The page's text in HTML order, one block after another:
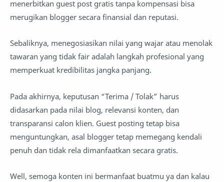
menerbitkan guest post gratis tanpa kompensasi bisa
merugikan blogger secara finansial dan reputasi.
Sebaliknya, menegosiasikan nilai yang wajar atau menolak
tawaran yang tidak fair adalah langkah profesional yang
memperkuat kredibilitas jangka panjang.
Pada akhirnya, keputusan “Terima / Tolak” harus
didasarkan pada nilai blog, relevansi konten, dan
transparansi calon klien. Guest posting tetap bisa
menguntungkan, asal blogger tetap memegang kendali
penuh dan tidak rela dimanfaatkan secara gratis.
Well, semoga konten ini bermanfaat buatmu ya dan kalau